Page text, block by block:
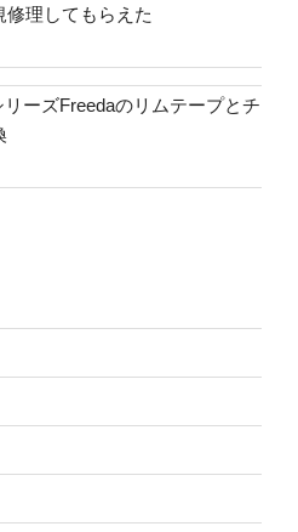
修理してもらえた
リーズFreedaのリムテープとチ